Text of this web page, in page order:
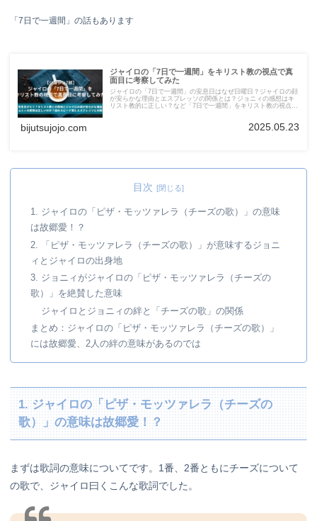
「7日で一週間」の話もあります
ジャイロの「7日で一週間」をキリスト教の視点で真
面目に考察してみた
ジャイロの「7日で一週間」の安息日はなぜ日曜日？ジャイロの顔
が安らかな理由とエスプレッソの関係とは？ジョニィの感想はキ
リスト教的に正しい？など「7日で一週間」をキリスト教の視点か
bijutsujojo.com 2025.05.23
目次
1. ジャイロの「ピザ・モッツァレラ（チーズの歌）」の意味
は故郷愛！？
2. 「ピザ・モッツァレラ（チーズの歌）」が意味するジョニ
ィとジャイロの出身地
3. ジョニィがジャイロの「ピザ・モッツァレラ（チーズの
歌）」を絶賛した意味
ジャイロとジョニィの絆と「チーズの歌」の関係
まとめ：ジャイロの「ピザ・モッツァレラ（チーズの歌）」
には故郷愛、2人の絆の意味があるのでは
1. ジャイロの「ピザ・モッツァレラ（チーズの
歌）」の意味は故郷愛！？
まずは歌詞の意味についてです。1番、2番ともにチーズについて
の歌で、ジャイロ曰くこんな歌詞でした。